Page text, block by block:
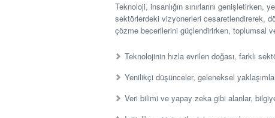
Teknoloji, insanlığın sınırlarını
sektörlerdeki vizyonerleri cesaretlendirerek,
çözme becerilerini güçlendirirken, toplumsal
Teknolojinin hızla evrilen doğası, farklı
Yenilikçi düşünceler, geleneksel
Veri bilimi ve yapay zeka gibi alanlar,